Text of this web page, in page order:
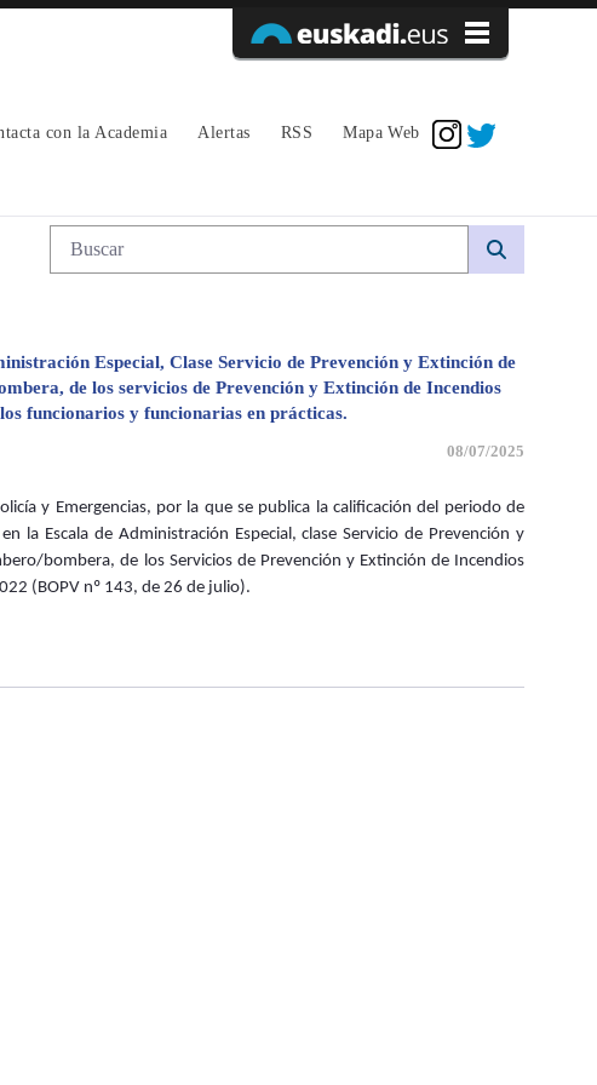
con la Academia Alertas RSS Mapa Web
Búsqueda web
Especial, Clase Servicio de Prevención y Extinción de
de los servicios de Prevención y Extinción de Incendios
funcionarios y funcionarias en prácticas.
08/07/2025
y Emergencias, por la que se publica la calificación del periodo de
la Escala de Administración Especial, clase Servicio de Prevención y
bombera, de los Servicios de Prevención y Extinción de Incendios
(BOPV nº 143, de 26 de julio).